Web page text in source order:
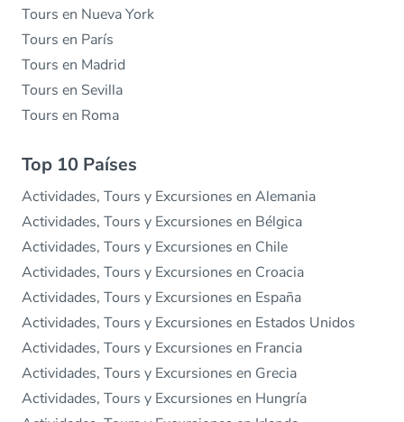
Tours en Nueva York
Tours en París
Tours en Madrid
Tours en Sevilla
Tours en Roma
Top 10 Países
Actividades, Tours y Excursiones en Alemania
Actividades, Tours y Excursiones en Bélgica
Actividades, Tours y Excursiones en Chile
Actividades, Tours y Excursiones en Croacia
Actividades, Tours y Excursiones en España
Actividades, Tours y Excursiones en Estados Unidos
Actividades, Tours y Excursiones en Francia
Actividades, Tours y Excursiones en Grecia
Actividades, Tours y Excursiones en Hungría